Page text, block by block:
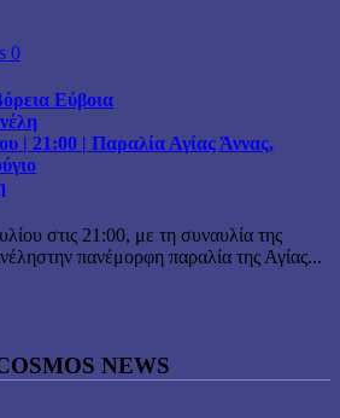
0
Εύβοια
| 21:00 | Παραλία Αγίας Άννας,
στις 21:00, με τη συναυλία της
πανέμορφη παραλία της Αγίας...
NEWS